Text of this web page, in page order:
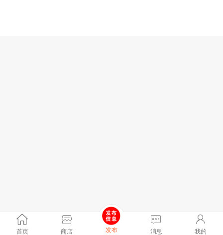
首页 商店 发布 消息 我的